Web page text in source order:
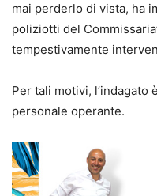
mai perderlo di vista, ha
poliziotti del
tempestivamente
Per tali motivi, l’indagato
personale operante.